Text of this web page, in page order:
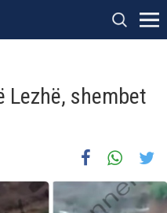
Lezhë, shembet